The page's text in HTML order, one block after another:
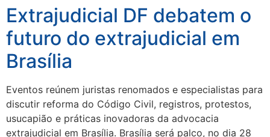
Extrajudicial DF debatem o
futuro do extrajudicial em
Brasília
Eventos reúnem juristas renomados e especialistas para
discutir reforma do Código Civil, registros, protestos,
usucapião e práticas inovadoras da advocacia
extrajudicial em Brasília. Brasília será palco, no dia 28